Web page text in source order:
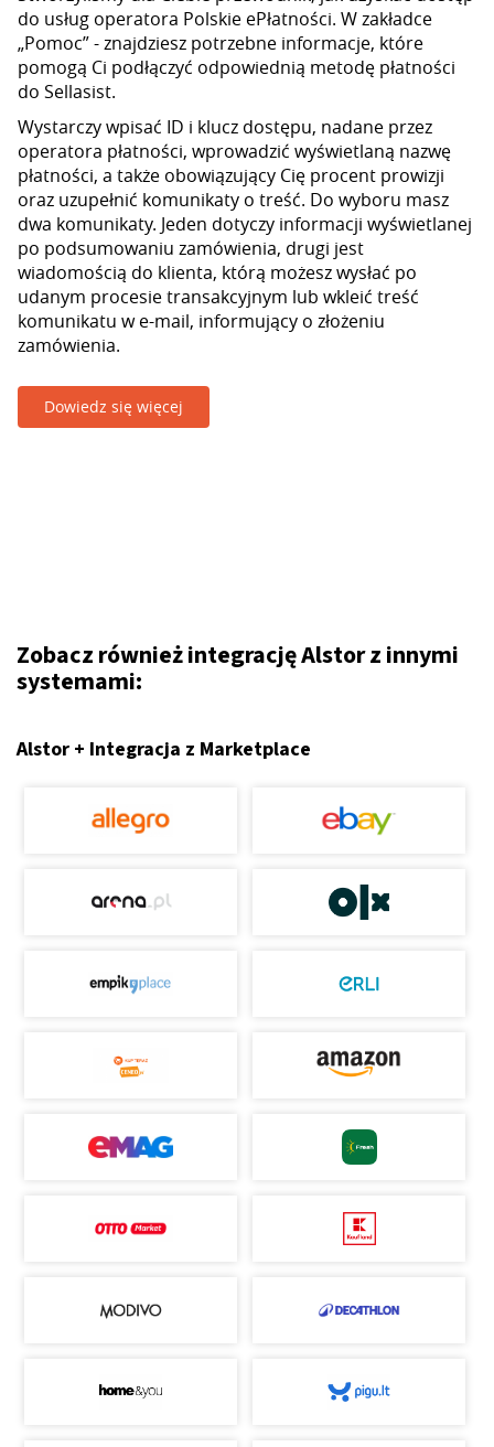
do usług operatora Polskie ePłatności. W zakładce
„Pomoc” - znajdziesz potrzebne informacje, które
pomogą Ci podłączyć odpowiednią metodę płatności
do Sellasist.
Wystarczy wpisać ID i klucz dostępu, nadane przez
operatora płatności, wprowadzić wyświetlaną nazwę
płatności, a także obowiązujący Cię procent prowizji
oraz uzupełnić komunikaty o treść. Do wyboru masz
dwa komunikaty. Jeden dotyczy informacji wyświetlanej
po podsumowaniu zamówienia, drugi jest
wiadomością do klienta, którą możesz wysłać po
udanym procesie transakcyjnym lub wkleić treść
komunikatu w e-mail, informujący o złożeniu
zamówienia.
Dowiedz się więcej
Zobacz również integrację Alstor z innymi
systemami:
Alstor + Integracja z Marketplace